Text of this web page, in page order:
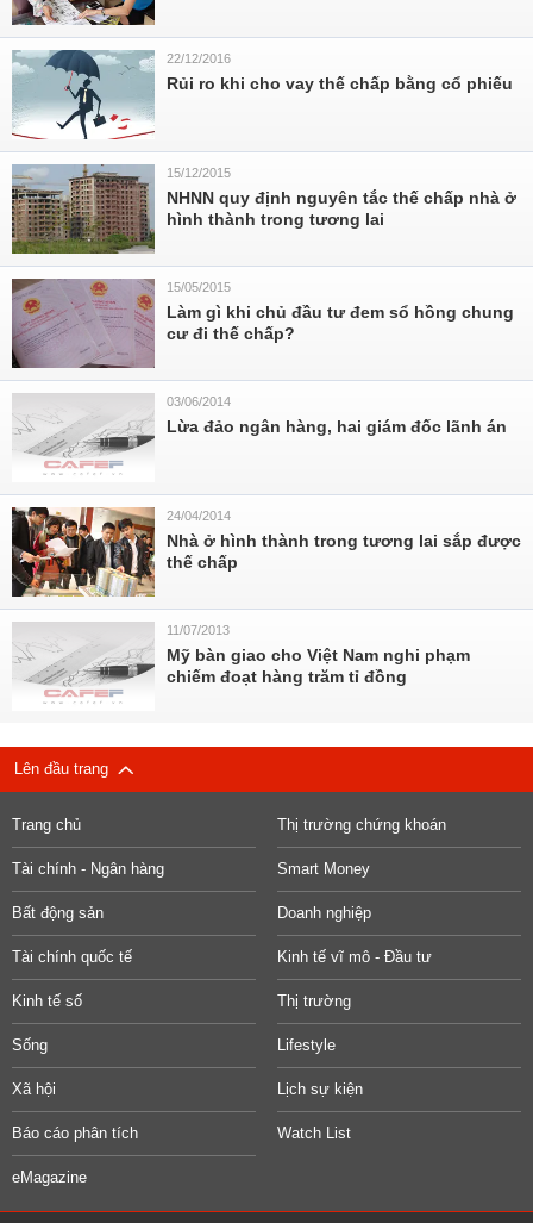
22/12/2016
Rủi ro khi cho vay thế chấp bằng cổ phiếu
15/12/2015
NHNN quy định nguyên tắc thế chấp nhà ở
hình thành trong tương lai
15/05/2015
Làm gì khi chủ đầu tư đem sổ hồng chung
cư đi thế chấp?
03/06/2014
Lừa đảo ngân hàng, hai giám đốc lãnh án
24/04/2014
Nhà ở hình thành trong tương lai sắp được
thế chấp
11/07/2013
Mỹ bàn giao cho Việt Nam nghi phạm
chiếm đoạt hàng trăm tỉ đồng
Lên đầu trang
Trang chủ Thị trường chứng khoán
Tài chính - Ngân hàng Smart Money
Bất động sản Doanh nghiệp
Tài chính quốc tế Kinh tế vĩ mô - Đầu tư
Kinh tế số Thị trường
Sống Lifestyle
Xã hội Lịch sự kiện
Báo cáo phân tích Watch List
eMagazine